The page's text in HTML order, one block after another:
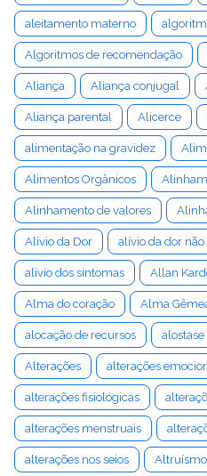
aleitamento materno
Algoritmos de recomendação
Aliança Aliança conjugal
Aliança parental Alicerce
alimentação na gravidez
Alimentos Orgânicos
Alinhamento de valores
Alívio da Dor alívio da dor
alívio dos sintomas Allan
Alma do coração Alma
alocação de recursos alostase
Alterações alterações
alterações fisiológicas
alterações menstruais
alterações nos seios Altruísmo